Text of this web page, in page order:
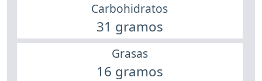
Carbohidratos
31 gramos
Grasas
16 gramos